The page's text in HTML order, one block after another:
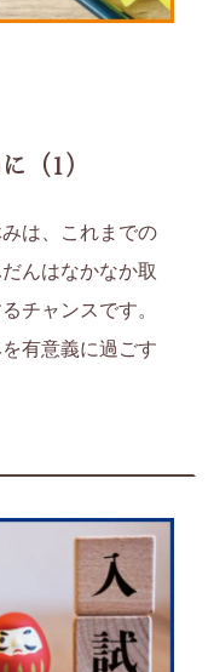
（1）
は、これまでの
んはなかなか取
チャンスです。
有意義に過ごす